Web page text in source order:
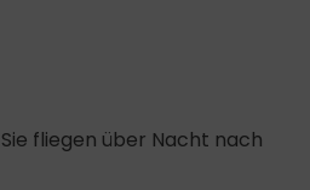
fliegen über Nacht nach